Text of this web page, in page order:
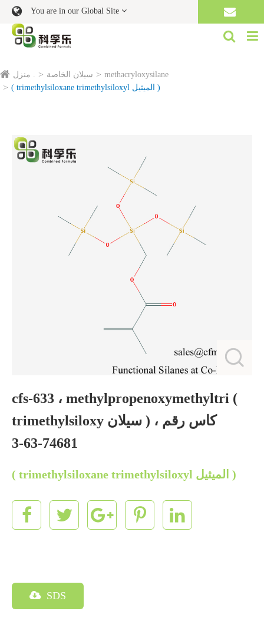
You are in our Global Site
منزل . سيلان الخاصة
methacryloxysilane
( trimethylsiloxane trimethylsiloxyl الميثيل )
cfs-633 ، methylpropenoxymethyltri (
trimethylsiloxy سيلان ) ، كاس رقم
74681-63-3
( trimethylsiloxane trimethylsiloxyl الميثيل )
SDS